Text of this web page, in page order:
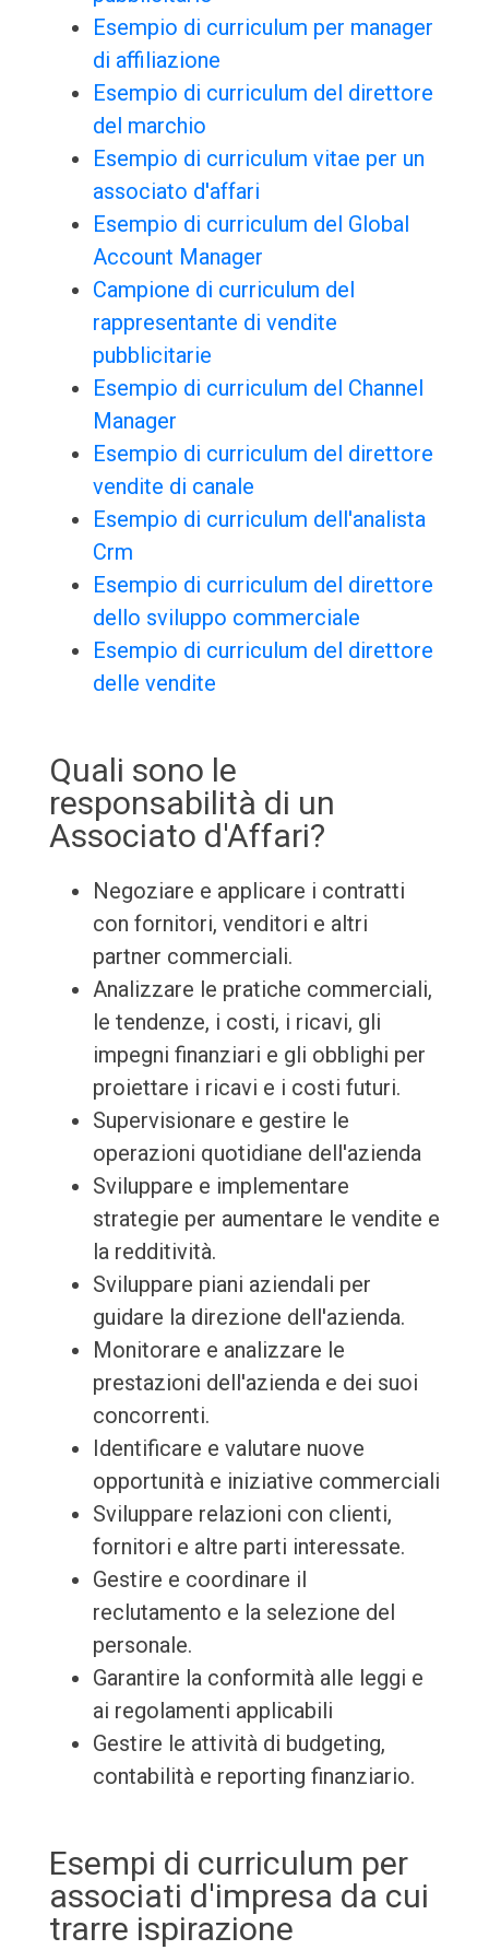
Esempio di curriculum per manager
di affiliazione
Esempio di curriculum del direttore
del marchio
Esempio di curriculum vitae per un
associato d'affari
Esempio di curriculum del Global
Account Manager
Campione di curriculum del
rappresentante di vendite
pubblicitarie
Esempio di curriculum del Channel
Manager
Esempio di curriculum del direttore
vendite di canale
Esempio di curriculum dell'analista
Crm
Esempio di curriculum del direttore
dello sviluppo commerciale
Esempio di curriculum del direttore
delle vendite
Quali sono le
responsabilità di un
Associato d'Affari?
Negoziare e applicare i contratti
con fornitori, venditori e altri
partner commerciali.
Analizzare le pratiche commerciali,
le tendenze, i costi, i ricavi, gli
impegni finanziari e gli obblighi per
proiettare i ricavi e i costi futuri.
Supervisionare e gestire le
operazioni quotidiane dell'azienda
Sviluppare e implementare
strategie per aumentare le vendite e
la redditività.
Sviluppare piani aziendali per
guidare la direzione dell'azienda.
Monitorare e analizzare le
prestazioni dell'azienda e dei suoi
concorrenti.
Identificare e valutare nuove
opportunità e iniziative commerciali
Sviluppare relazioni con clienti,
fornitori e altre parti interessate.
Gestire e coordinare il
reclutamento e la selezione del
personale.
Garantire la conformità alle leggi e
ai regolamenti applicabili
Gestire le attività di budgeting,
contabilità e reporting finanziario.
Esempi di curriculum per
associati d'impresa da cui
trarre ispirazione